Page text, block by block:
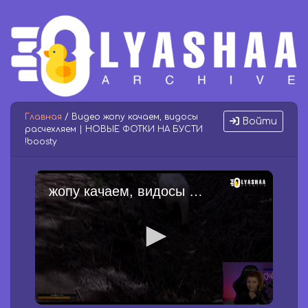
Войти
Главная / Видео жопу качаем, видосы
расчехляем | НОВЫЕ ФОТКИ НА БУСТИ
!boosty
жопу качаем, видосы расчехляем | НОВЫЕ ФОТКИ НА БУСТИ !boosty